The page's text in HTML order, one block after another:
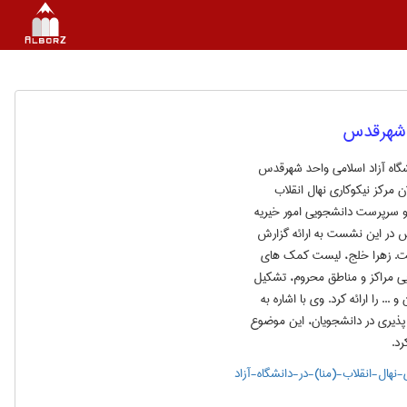
شهرقدس
آزاد اسلامی واحد شهرقدس
نیکوکاری نهال انقلاب
سرپرست دانشجویی امور خیریه
در این نشست به ارائه گزارش
زهرا خلج، لیست کمک های
مراکز و مناطق محروم، تشکیل
را ارائه کرد. وی با اشاره به
در دانشجویان، این موضوع